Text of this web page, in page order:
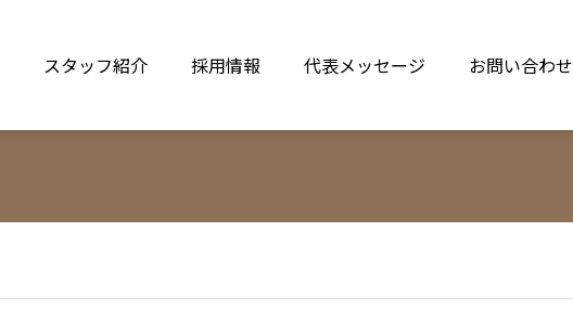
スタッフ紹介 採用情報 代表メッセージ お問い合わせ